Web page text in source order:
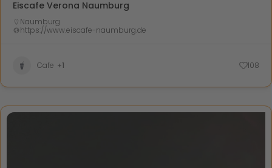
Eiscafe Verona Naumburg
Naumburg
https://www.eiscafe-naumburg.de
Cafe +1 108